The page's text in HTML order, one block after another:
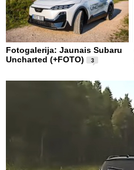
Fotogalerija: Jaunais Subaru
Uncharted (+FOTO)
3